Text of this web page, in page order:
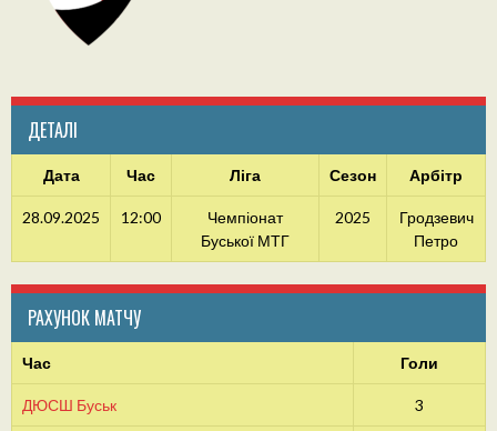
ДЕТАЛІ
Дата Час Ліга Сезон Арбітр
28.09.2025 12:00
Чемпіонат
Буської МТГ
2025
Гродзевич
Петро
РАХУНОК МАТЧУ
Час Голи
ДЮСШ Буськ 3